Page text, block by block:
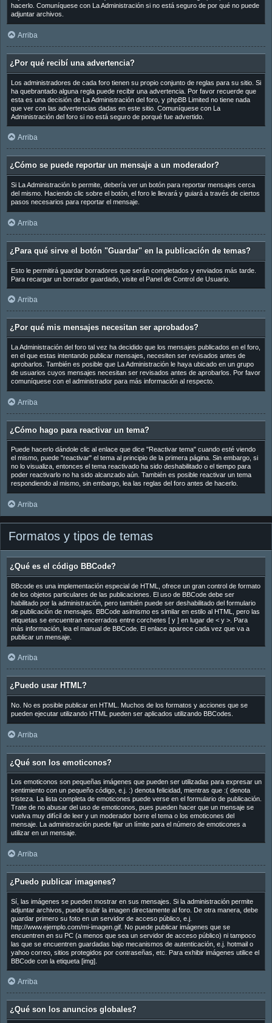
hacerlo. Comuníquese con La Administración si no está seguro de por qué no puede
adjuntar archivos.
Arriba
¿Por qué recibí una advertencia?
Los administradores de cada foro tienen su propio conjunto de reglas para su sitio. Si
ha quebrantado alguna regla puede recibir una advertencia. Por favor recuerde que
esta es una decisión de La Administración del foro, y phpBB Limited no tiene nada
que ver con las advertencias dadas en este sitio. Comuníquese con La
Administración del foro si no está seguro de porqué fue advertido.
Arriba
¿Cómo se puede reportar un mensaje a un moderador?
Si La Administración lo permite, debería ver un botón para reportar mensajes cerca
del mismo. Haciendo clic sobre el botón, el foro le llevará y guiará a través de ciertos
pasos necesarios para reportar el mensaje.
Arriba
¿Para qué sirve el botón "Guardar" en la publicación de temas?
Esto le permitirá guardar borradores que serán completados y enviados más tarde.
Para recargar un borrador guardado, visite el Panel de Control de Usuario.
Arriba
¿Por qué mis mensajes necesitan ser aprobados?
La Administración del foro tal vez ha decidido que los mensajes publicados en el foro,
en el que estas intentando publicar mensajes, necesiten ser revisados antes de
aprobarlos. También es posible que La Administración le haya ubicado en un grupo
de usuarios cuyos mensajes necesitan ser revisados antes de aprobarlos. Por favor
comuníquese con el administrador para más información al respecto.
Arriba
¿Cómo hago para reactivar un tema?
Puede hacerlo dándole clic al enlace que dice "Reactivar tema" cuando esté viendo
el mismo, puede "reactivar" el tema al principio de la primera página. Sin embargo, si
no lo visualiza, entonces el tema reactivado ha sido deshabilitado o el tiempo para
poder reactivarlo no ha sido alcanzado aún. También es posible reactivar un tema
respondiendo al mismo, sin embargo, lea las reglas del foro antes de hacerlo.
Arriba
Formatos y tipos de temas
¿Qué es el código BBCode?
BBcode es una implementación especial de HTML, ofrece un gran control de formato
de los objetos particulares de las publicaciones. El uso de BBCode debe ser
habilitado por la administración, pero también puede ser deshabilitado del formulario
de publicación de mensajes. BBCode asimismo es similar en estilo al HTML, pero las
etiquetas se encuentran encerrados entre corchetes [ y ] en lugar de < y >. Para
más información, lea el manual de BBCode. El enlace aparece cada vez que va a
publicar un mensaje.
Arriba
¿Puedo usar HTML?
No. No es posible publicar en HTML. Muchos de los formatos y acciones que se
pueden ejecutar utilizando HTML pueden ser aplicados utilizando BBCodes.
Arriba
¿Qué son los emoticonos?
Los emoticonos son pequeñas imágenes que pueden ser utilizadas para expresar un
sentimiento con un pequeño código, e.j. :) denota felicidad, mientras que :( denota
tristeza. La lista completa de emoticones puede verse en el formulario de publicación.
Trate de no abusar del uso de emoticonos, pues pueden hacer que un mensaje se
vuelva muy difícil de leer y un moderador borre el tema o los emoticones del
mensaje. La administración puede fijar un límite para el número de emoticones a
utilizar en un mensaje.
Arriba
¿Puedo publicar imagenes?
Sí, las imágenes se pueden mostrar en sus mensajes. Si la administración permite
adjuntar archivos, puede subir la imagen directamente al foro. De otra manera, debe
guardar primero su foto en un servidor de acceso público, e.j.
http://www.ejemplo.com/mi-imagen.gif. No puede publicar imágenes que se
encuentren en su PC (a menos que sea un servidor de acceso público) ni tampoco
las que se encuentren guardadas bajo mecanismos de autenticación, e.j. hotmail o
yahoo correo, sitios protegidos por contraseñas, etc. Para exhibir imágenes utilice el
BBCode con la etiqueta [img].
Arriba
¿Qué son los anuncios globales?